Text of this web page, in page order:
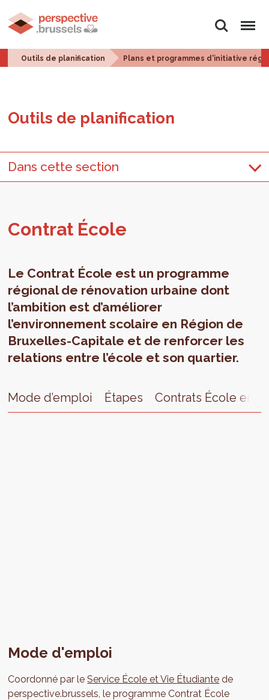
Rechercher
Menu
Outils de planification Plans et programmes d'initiative
Outils de pla­ni­fi­ca­tion
Dans cette section
Contrat École
Le Contrat École est un programme
régional de rénovation urbaine dont
l’ambition est d’améliorer
l’environnement scolaire en Région de
Bruxelles-Capitale et de renforcer les
relations entre l’école et son quartier.
Mode d’emploi Étapes Contrats École en
Mode d'emploi
Coordonné par leService École et Vie Étudiante de
perspective.brussels, le programme Contrat École